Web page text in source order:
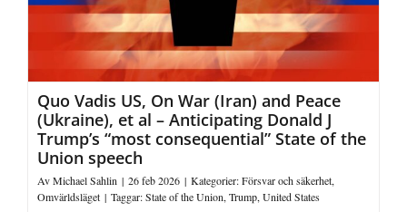
Quo Vadis US, On War (Iran) and Peace
(Ukraine), et al – Anticipating Donald J
Trump’s “most consequential” State of the
Union speech
AvMichael Sahlin | 26 feb 2026 | Kategorier:Försvar och säkerhet,
Omvärldsläget | Taggar:State of the Union, Trump, United States